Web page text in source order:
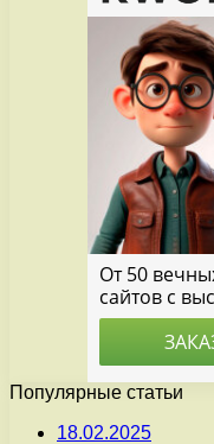
Популярные статьи
18.02.2025